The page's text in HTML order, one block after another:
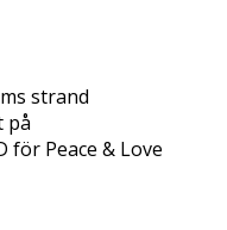
strand
på
för Peace & Love